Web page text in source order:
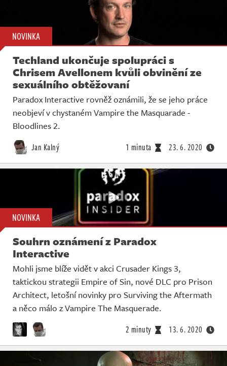
NOVINKA
Techland ukončuje spolupráci s
Chrisem Avellonem kvůli obvinění ze
sexuálního obtěžovaní
Paradox Interactive rovněž oznámili, že se jeho práce
neobjeví v chystaném Vampire the Masquarade -
Bloodlines 2.
Jan Kalný 1 minuta 23. 6. 2020
NOVINKA
Souhrn oznámení z Paradox
Interactive
Mohli jsme blíže vidět v akci Crusader Kings 3,
taktickou strategii Empire of Sin, nové DLC pro Prison
Architect, letošní novinky pro Surviving the Aftermath
a něco málo z Vampire The Masquerade.
2 minuty 13. 6. 2020